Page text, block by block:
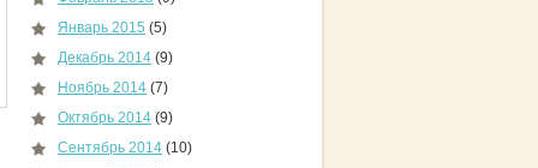
Январь 2015 (5)
Декабрь 2014 (9)
Ноябрь 2014 (7)
Октябрь 2014 (9)
Сентябрь 2014 (10)